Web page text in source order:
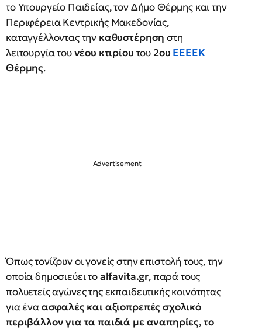
το Υπουργείο Παιδείας, τον Δήμο Θέρμης και την
Περιφέρεια Κεντρικής Μακεδονίας,
καταγγέλλοντας την καθυστέρηση στη
λειτουργία τουνέου κτιρίου του 2ου ΕΕΕΕΚ
Θέρμης.
Όπως τονίζουν οι γονείς στην επιστολή τους, την
οποία δημοσιεύει τοalfavita.gr, παρά τους
πολυετείς αγώνες της εκπαιδευτικής κοινότητας
για έναασφαλές και αξιοπρεπές σχολικό
περιβάλλον για τα παιδιά με αναπηρίες,το